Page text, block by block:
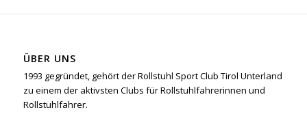
ÜBER UNS
1993 gegründet, gehört der Rollstuhl Sport Club Tirol Unterland
zu einem der aktivsten Clubs für Rollstuhlfahrerinnen und
Rollstuhlfahrer.